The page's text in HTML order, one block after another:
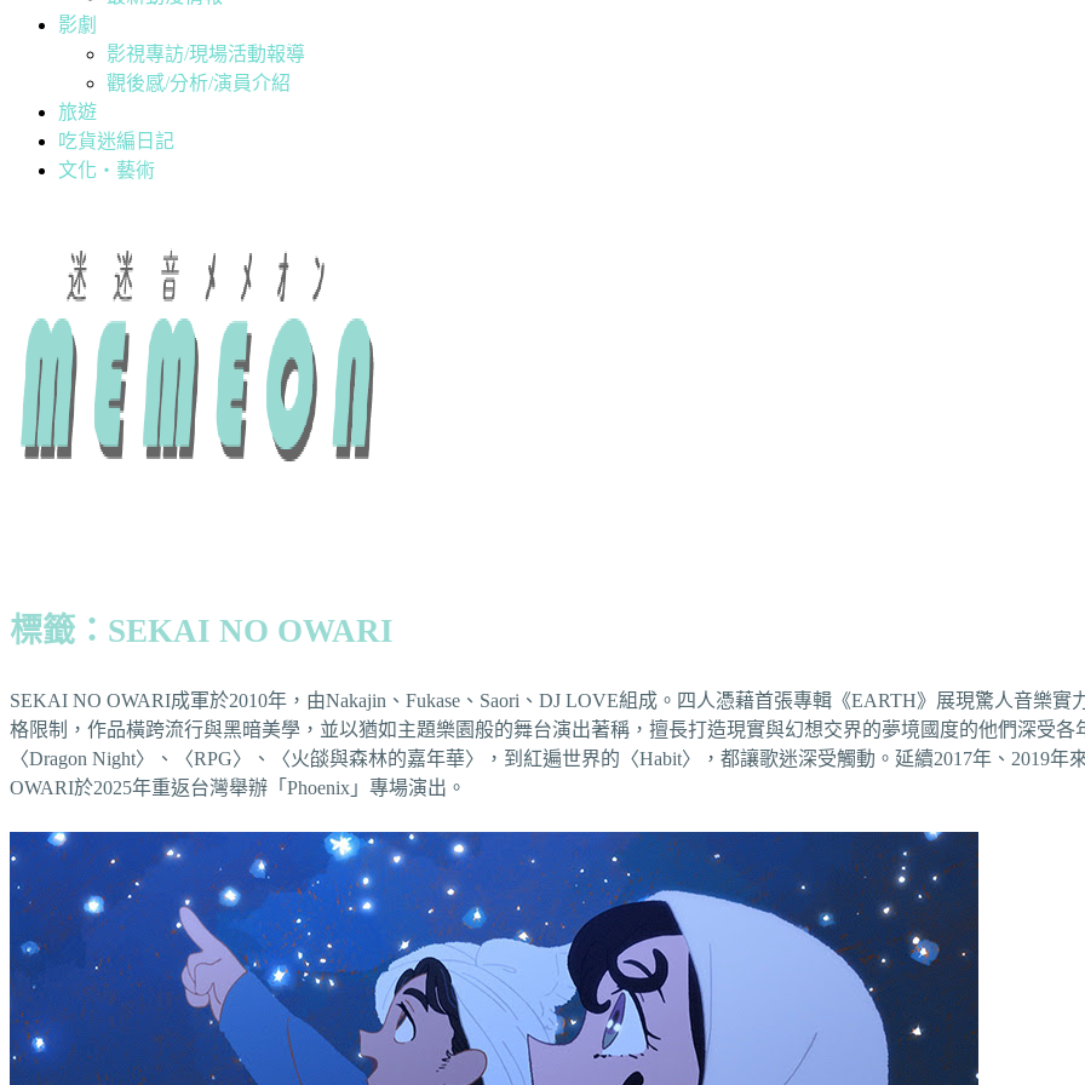
影劇
影視專訪/現場活動報導
觀後感/分析/演員介紹
旅遊
吃貨迷編日記
文化・藝術
標籤：SEKAI NO OWARI
SEKAI NO OWARI成軍於2010年，由Nakajin、Fukase、Saori、DJ LOVE組成。四人憑藉首張專輯《EARTH》展現驚人音樂
格限制，作品橫跨流行與黑暗美學，並以猶如主題樂園般的舞台演出著稱，擅長打造現實與幻想交界的夢境國度的他們深受各
〈Dragon Night〉、〈RPG〉、〈火燄與森林的嘉年華〉，到紅遍世界的〈Habit〉，都讓歌迷深受觸動。延續2017年、2019年
OWARI於2025年重返台灣舉辦「Phoenix」專場演出。